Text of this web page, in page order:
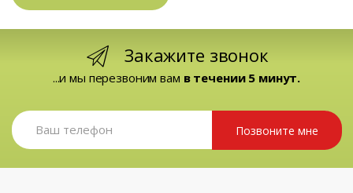
Закажите звонок
...и мы перезвоним вам в течении 5 минут.
Позвоните мне